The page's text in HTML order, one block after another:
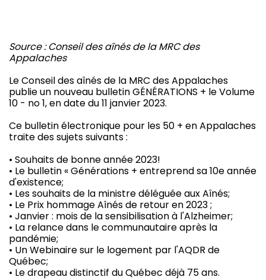
Source : Conseil des aînés de la MRC des
Appalaches
Le Conseil des aînés de la MRC des Appalaches
publie un nouveau bulletin GÉNÉRATIONS + le Volume
10 - no 1, en date du 11 janvier 2023.
Ce bulletin électronique pour les 50 + en Appalaches
traite des sujets suivants :
• Souhaits de bonne année 2023!
• Le bulletin « Générations + entreprend sa 10e année
d'existence;
• Les souhaits de la ministre déléguée aux Aînés;
• Le Prix hommage Aînés de retour en 2023 ;
• Janvier : mois de la sensibilisation à l'Alzheimer;
• La relance dans le communautaire après la
pandémie;
• Un Webinaire sur le logement par l'AQDR de
Québec;
• Le drapeau distinctif du Québec déjà 75 ans.